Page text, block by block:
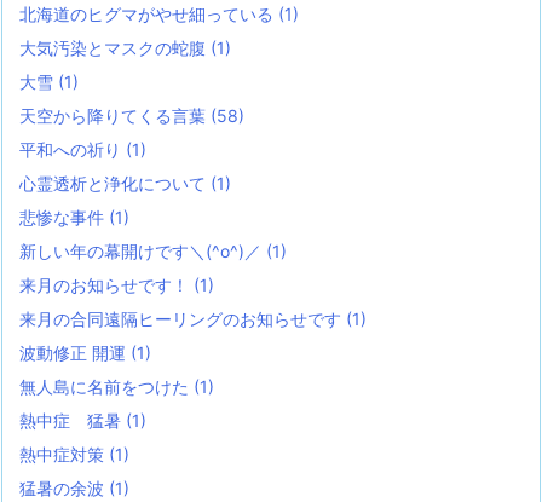
北海道のヒグマがやせ細っている (1)
大気汚染とマスクの蛇腹 (1)
大雪 (1)
天空から降りてくる言葉 (58)
平和への祈り (1)
心霊透析と浄化について (1)
悲惨な事件 (1)
新しい年の幕開けです＼(^o^)／ (1)
来月のお知らせです！ (1)
来月の合同遠隔ヒーリングのお知らせです (1)
波動修正 開運 (1)
無人島に名前をつけた (1)
熱中症 猛暑 (1)
熱中症対策 (1)
猛暑の余波 (1)